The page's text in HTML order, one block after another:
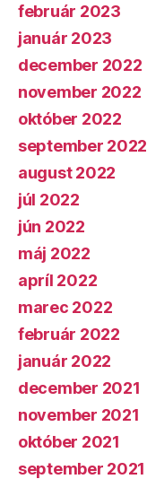
február 2023
január 2023
december 2022
november 2022
október 2022
september 2022
august 2022
júl 2022
jún 2022
máj 2022
apríl 2022
marec 2022
február 2022
január 2022
december 2021
november 2021
október 2021
september 2021